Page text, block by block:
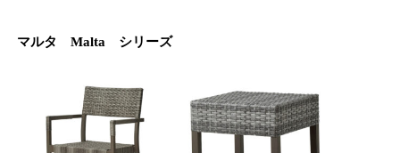
マルタ Malta シリーズ